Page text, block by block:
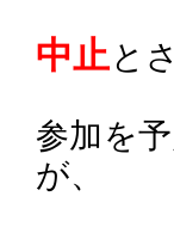
中止と
参加を
が、